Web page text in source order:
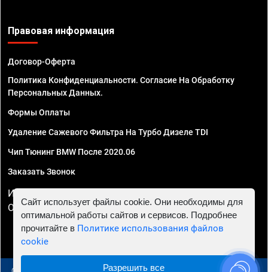
Правовая информация
Договор-Оферта
Политика Конфиденциальности. Согласие На Обработку
Персональных Данных.
Формы Оплаты
Удаление Сажевого Фильтра На Турбо Дизеле TDI
Чип Тюнинг BMW После 2020.06
Заказать Звонок
ИП Смирнов Георгий Павлович. ИНН 781302555843,
ОГРНИП 324470400032610
Сайт использует файлы cookie. Они необходимы для
оптимальной работы сайтов и сервисов. Подробнее
прочитайте в Политике использования файлов
cookie
Разрешить все